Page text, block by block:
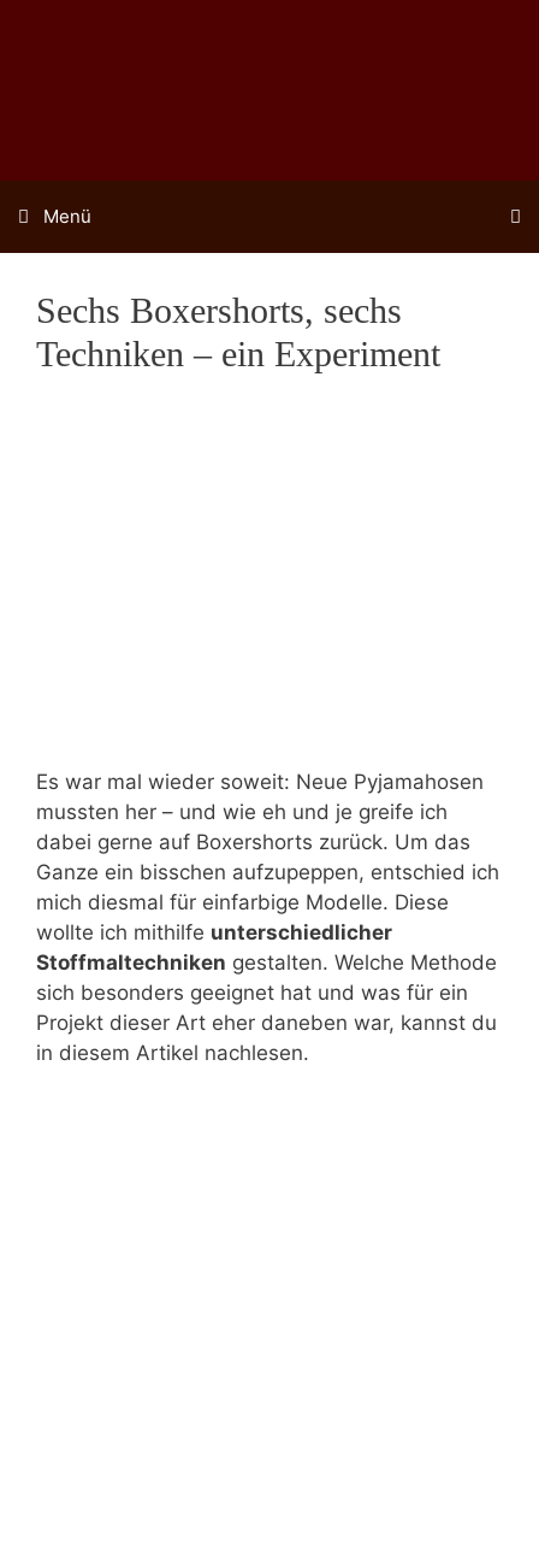
Menü
Sechs Boxershorts, sechs
Techniken – ein Experiment
Es war mal wieder soweit: Neue Pyjamahosen
mussten her – und wie eh und je greife ich
dabei gerne auf Boxershorts zurück. Um das
Ganze ein bisschen aufzupeppen, entschied ich
mich diesmal für einfarbige Modelle. Diese
wollte ich mithilfe unterschiedlicher
Stoffmaltechniken gestalten. Welche Methode
sich besonders geeignet hat und was für ein
Projekt dieser Art eher daneben war, kannst du
in diesem Artikel nachlesen.